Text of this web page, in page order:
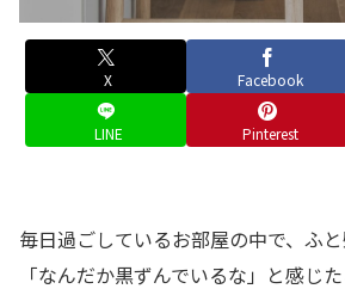
X Facebook
LINE Pinterest
毎日過ごしているお部屋の中で、ふ
「なんだか黒ずんでいるな」と感じ